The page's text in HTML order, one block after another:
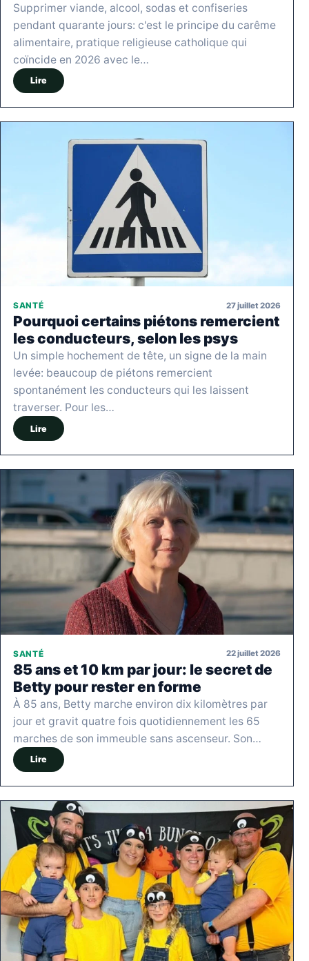
Supprimer viande, alcool, sodas et confiseries
pendant quarante jours: c'est le principe du carême
alimentaire, pratique religieuse catholique qui
coïncide en 2026 avec le…
Lire
SANTÉ 27 juillet 2026
Pourquoi certains piétons remercient
les conducteurs, selon les psys
Un simple hochement de tête, un signe de la main
levée: beaucoup de piétons remercient
spontanément les conducteurs qui les laissent
traverser. Pour les…
Lire
SANTÉ 22 juillet 2026
85 ans et 10 km par jour: le secret de
Betty pour rester en forme
À 85 ans, Betty marche environ dix kilomètres par
jour et gravit quatre fois quotidiennement les 65
marches de son immeuble sans ascenseur. Son…
Lire